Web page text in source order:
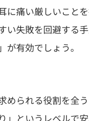
に痛い厳しいこと
い失敗を回避する
有効でしょう。
められる役割を全
」というレベルで